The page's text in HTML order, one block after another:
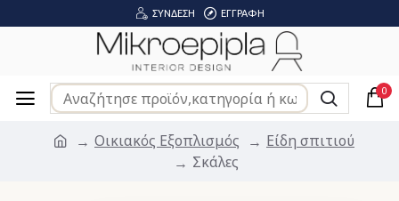
ΣΎΝΔΕΣΗ ΕΓΓΡΑΦΉ
0
Οικιακός Εξοπλισμός
Είδη σπιτιού
Σκάλες